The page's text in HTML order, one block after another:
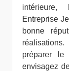
intérieure,
Entreprise
bonne
préparer
envisagez